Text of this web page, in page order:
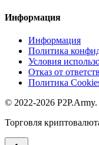
Информация
Информация
Политика
Условия
Отказ от
Политика
© 2022-2026
Торговля